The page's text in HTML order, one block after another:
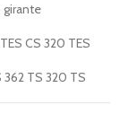
CS 320 TES
TS 320 TS